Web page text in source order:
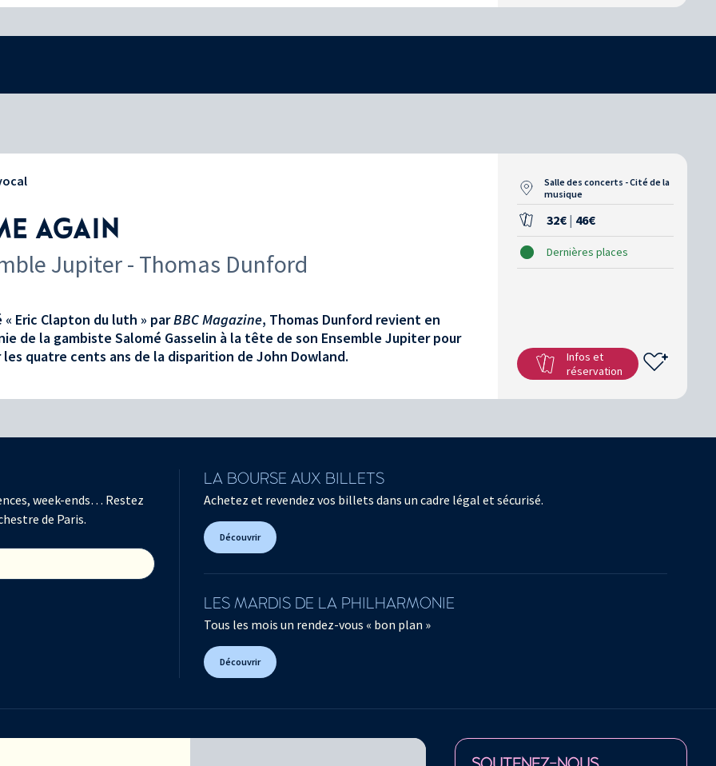
AGAIN
Jupiter - Thomas Dunford
« Eric Clapton du luth » parBBC Magazine, Thomas Dunford revient en
de la gambiste Salomé Gasselin à la tête de son Ensemble Jupiter pour
quatre cents ans de la disparition de John Dowland.
Salle des concerts - Cité de la
musique
32€ | 46€
Dernières places
Infos et
réservation
week-ends… Restez
de Paris.
LA BOURSE AUX BILLETS
Achetez et revendez vos billets dans un cadre légal et sécurisé.
Découvrir
LES MARDIS DE LA PHILHARMONIE
Tous les mois un rendez-vous « bon plan »
Découvrir
Retrouvez la Philharmonie de Paris sur